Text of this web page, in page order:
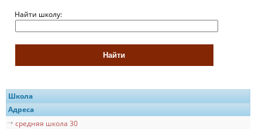
Найти школу:
Школа
Адреса
средняя школа 30